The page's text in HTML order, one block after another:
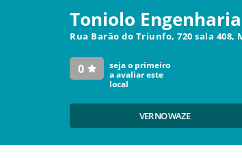
Toniolo
Rua Barão do Triunfo, 720 sala 408,
0
seja o primeiro
a avaliar este
local
VER NO WAZE